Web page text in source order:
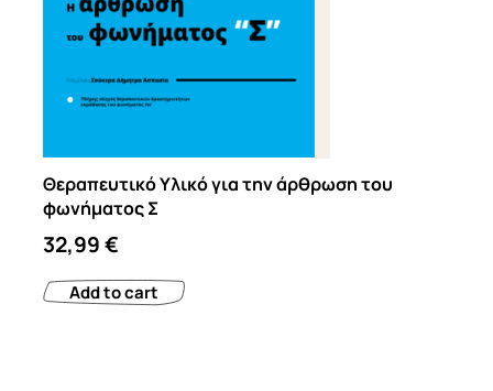
Θεραπευτικό Υλικό για την άρθρωση του
φωνήματος Σ
32,99€
Add to cart